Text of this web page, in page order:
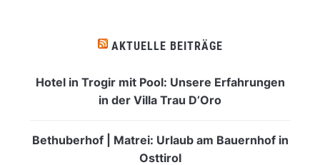
AKTUELLE BEITRÄGE
Hotel in Trogir mit Pool: Unsere Erfahrungen
in der Villa Trau D’Oro
Bethuberhof | Matrei: Urlaub am Bauernhof in
Osttirol